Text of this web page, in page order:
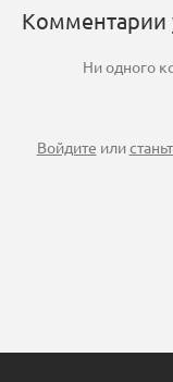
Комментарии
Ни одного
Войдите или